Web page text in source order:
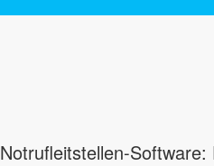
Notrufleitstellen-